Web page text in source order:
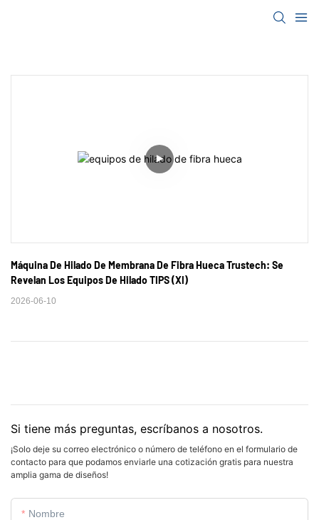
Máquina De Hilado De Membrana De Fibra Hueca Trustech: Se
Revelan Los Equipos De Hilado TIPS (XI)
2026-06-10
Si tiene más preguntas, escríbanos a nosotros.
¡Solo deje su correo electrónico o número de teléfono en el formulario de
contacto para que podamos enviarle una cotización gratis para nuestra
amplia gama de diseños!
Nombre